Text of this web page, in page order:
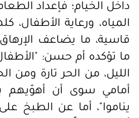
داخل الخيام؛ فإعداد
المياه، ورعاية
قاسية، ما يضاعف
ما تؤكده أم حسن:
الليل، من الحر تارة ومن
أمامي سوى أن أهوّيهم
يناموا"، أما عن الطبخ